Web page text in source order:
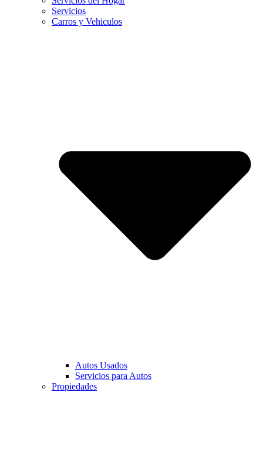
Servicios
Carros y Vehiculos
Autos Usados
Servicios para Autos
Propiedades